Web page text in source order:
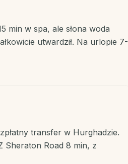
min w spa, ale słona woda
utwardził. Na urlopie 7-
transfer w Hurghadzie.
Sheraton Road 8 min, z